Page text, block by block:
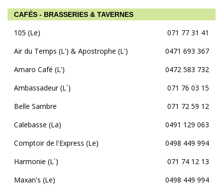
CAFÉS - BRASSERIES & TAVERNES
105 (Le)
071 77 31 41
Air du Temps (L') & Apostrophe (L')
0471 693 367
Amaro Café (L')
0472 583 732
Ambassadeur (L´)
071 76 03 15
Belle Sambre
071 72 59 12
Calebasse (La)
0491 129 063
Comptoir de l'Express (Le)
0498 449 994
Harmonie (L´)
071 74 12 13
Maxan's (Le)
0498 449 994